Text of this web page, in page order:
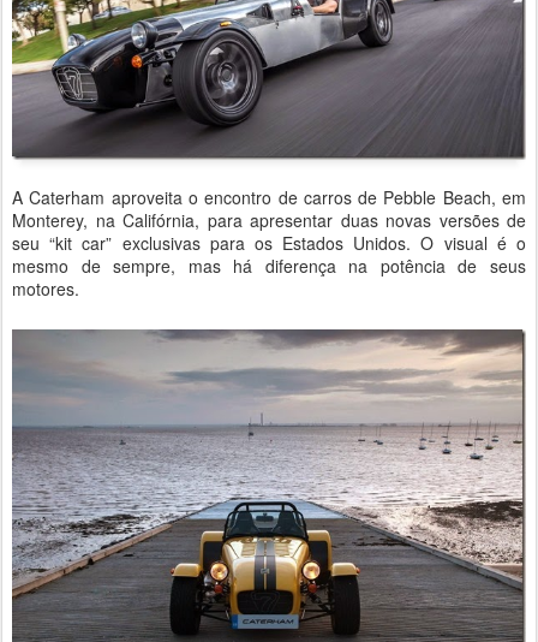
A Caterham aproveita o encontro de carros de Pebble Beach, em
Monterey, na Califórnia, para apresentar duas novas versões de
seu “kit car” exclusivas para os Estados Unidos. O visual é o
mesmo de sempre, mas há diferença na potência de seus
motores.